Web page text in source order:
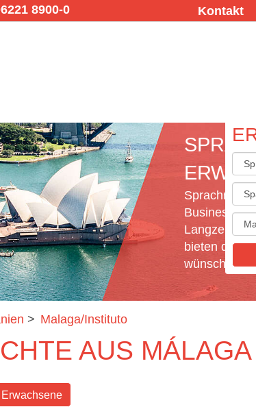
8900-0 Kontakt
bieten die
wünschen!
> Malaga/Instituto
AUS MÁLAGA